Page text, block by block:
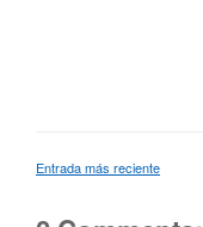
Entrada más reciente